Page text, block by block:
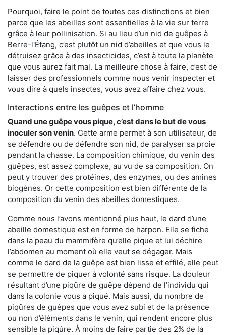
Pourquoi, faire le point de toutes ces distinctions et bien
parce que les abeilles sont essentielles à la vie sur terre
grâce à leur pollinisation. Si au lieu d’un nid de guêpes à
Berre-l'Étang, c’est plutôt un nid d’abeilles et que vous le
détruisez grâce à des insecticides, c’est à toute la planète
que vous aurez fait mal. La meilleure chose à faire, c’est de
laisser des professionnels comme nous venir inspecter et
vous dire à quels insectes, vous avez affaire chez vous.
Interactions entre les guêpes et l’homme
Quand une guêpe vous pique, c’est dans le but de vous
inoculer son venin. Cette arme permet à son utilisateur, de
se défendre ou de défendre son nid, de paralyser sa proie
pendant la chasse. La composition chimique, du venin des
guêpes, est assez complexe, au vu de sa composition. On
peut y trouver des protéines, des enzymes, ou des amines
biogènes. Or cette composition est bien différente de la
composition du venin des abeilles domestiques.
Comme nous l’avons mentionné plus haut, le dard d’une
abeille domestique est en forme de harpon. Elle se fiche
dans la peau du mammifère qu’elle pique et lui déchire
l’abdomen au moment où elle veut se dégager. Mais
comme le dard de la guêpe est bien lisse et effilé, elle peut
se permettre de piquer à volonté sans risque. La douleur
résultant d’une piqûre de guêpe dépend de l’individu qui
dans la colonie vous a piqué. Mais aussi, du nombre de
piqûres de guêpes que vous avez subi et de la présence
ou non d’éléments dans le venin, qui rendent encore plus
sensible la piqûre. À moins de faire partie des 2% de la